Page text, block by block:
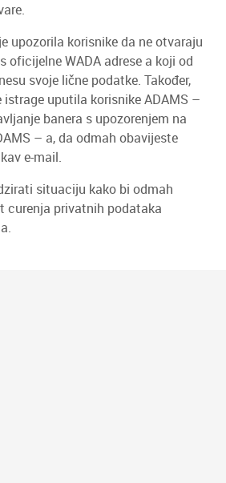
upozorila korisnike da ne otvaraju
oficijelne WADA adrese a koji od
svoje lične podatke. Također,
istrage uputila korisnike ADAMS –
banera s upozorenjem na
– a, da odmah obavijeste
e-mail.
situaciju kako bi odmah
curenja privatnih podataka